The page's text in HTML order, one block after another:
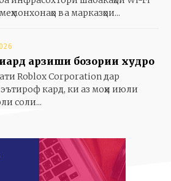
ва марказҳои...
арзиши бозории худро
Roblox Corporation дар
эътироф кард, ки аз моҳи июли
соли...